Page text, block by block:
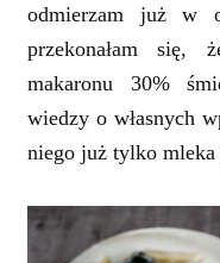
odmierzam już w
przekonałam się,
makaronu 30%
wiedzy o własnych
niego już tylko